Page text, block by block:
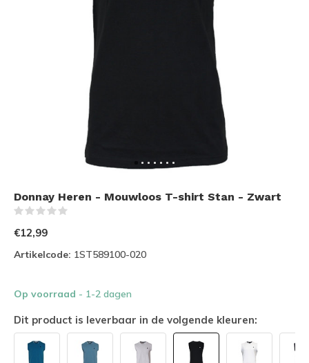
Donnay Heren - Mouwloos T-shirt Stan - Zwart
€12,99
Artikelcode: 1ST589100-020
Op voorraad - 1-2 dagen
Dit product is leverbaar in de volgende kleuren: